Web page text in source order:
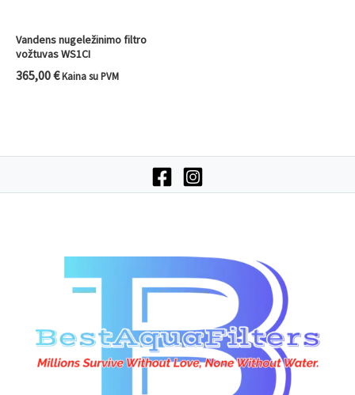
Vandens nugeležinimo filtro
vožtuvas WS1CI
365,00€Kaina su PVM